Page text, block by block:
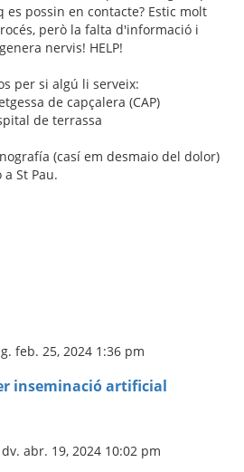
possin en contacte? Estic molt
però la falta d'informació i
nervis! HELP!
per si algú li serveix:
de capçalera (CAP)
de terrassa
(casí em desmaio del dolor)
St Pau.
feb. 25, 2024 1:36 pm
inseminació artificial
dv. abr. 19, 2024 10:02 pm